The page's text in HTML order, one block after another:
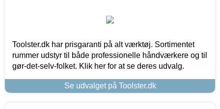
Toolster.dk har prisgaranti på alt værktøj. Sortimentet
rummer udstyr til både professionelle håndværkere og til
gør-det-selv-folket. Klik her for at se deres udvalg.
Se udvalget på Toolster.dk